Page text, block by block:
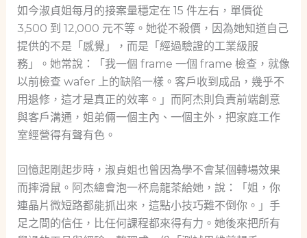
如今淑貞姐每月的接案量穩定在 15 件左右，單價從
3,500 到 12,000 元不等。她從不殺價，因為她知道自己
提供的不是「感覺」，而是「經過驗證的工業級服
務」。她常說：「我一個 frame 一個 frame 檢查，就像
以前檢查 wafer 上的缺陷一樣。客戶收到成品，幾乎不
用退修，這才是真正的效率。」而阿杰則負責前端創意
與客戶溝通，姐弟倆一個主內、一個主外，把家庭工作
室經營得有聲有色。
回憶起剛起步時，淑貞姐也曾因為學不會某個轉場效果
而摔滑鼠。阿杰總會泡一杯烏龍茶給她，說：「姐，你
連晶片微短路都能抓出來，這點小技巧難不倒你。」手
足之間的信任，比任何課程都來得有力。她後來把所有